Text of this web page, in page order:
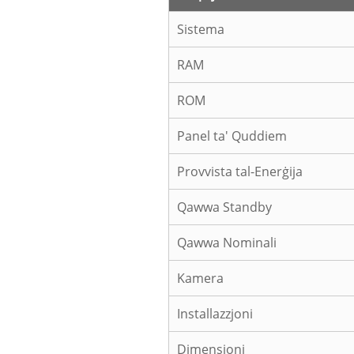
Sistema
RAM
ROM
Panel ta' Quddiem
Provvista tal-Enerġija
Qawwa Standby
Qawwa Nominali
Kamera
Installazzjoni
Dimensjoni